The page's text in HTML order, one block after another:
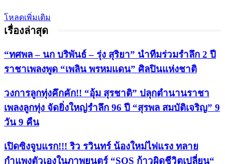
โหลดเพิ่มเติม
เรื่องล่าสุด
“ทศพล – นก บริพันธ์ – รุ่ง สุริยา” นำทีมร่วมรำลึก 2 ปี
ราชาเพลงพูด “เพลิน พรหมแดน” ศิลปินแห่งชาติ
วงการลูกทุ่งคึกคัก!! “อุ้ม สุรชาติ” ปลุกตำนานราชา
เพลงลูกทุ่ง จัดยิ่งใหญ่รำลึก 96 ปี “สุรพล สมบัติเจริญ” 9
วัน 9 คืน
เปิดซิงจูบแรก!!! ริว รวินทร์ น้องใหม่ไฟแรง ทลาย
กำแพงตัวเองในภาพยนตร์ “SOS ก้าวผิดชีวิตเปลี่ยน“